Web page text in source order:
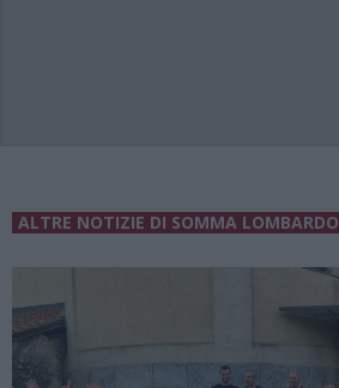
ALTRE NOTIZIE DI SOMMA LOMBARDO